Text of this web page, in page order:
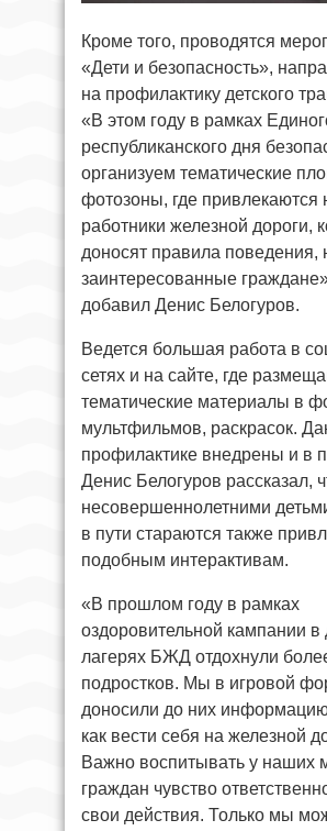
Кроме того, проводятся
«Дети и безопасность»,
на профилактику детского
«В этом году в рамках
республиканского дня
организуем тематические
фотозоны, где привлекаются
работники железной дороги,
доносят правила поведения,
заинтересованные
добавил Денис Белогуров.
Ведется большая работа в
сетях и на сайте, где
тематические материалы в
мультфильмов, раскрасок.
профилактике внедрены и в
Денис Белогуров рассказал,
несовершеннолетними
в пути стараются также
подобным интерактивам.
«В прошлом году в рамках
оздоровительной кампании в
лагерях БЖД отдохнули
подростков. Мы в игровой
доносили до них
как вести себя на железной
Важно воспитывать у наших
граждан чувство
свои действия. Только мы